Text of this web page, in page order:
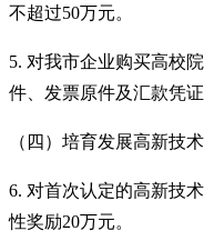
不超过50万元。
5. 对我市企业购买高校
件、发票原件及汇款凭
（四）培育发展高新技
6. 对首次认定的高新技
性奖励20万元。